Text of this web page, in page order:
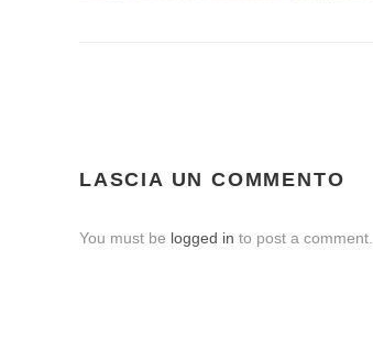
LASCIA UN COMMENTO
You must be logged in to post a comment.